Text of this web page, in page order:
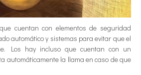
cuentan con elementos de seguridad
automático y sistemas para evitar que el
Los hay incluso que cuentan con un
automáticamente la llama en caso de que